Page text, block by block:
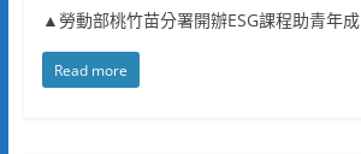
▲勞動部桃竹苗分署開辦ESG課程助青年成
Read more